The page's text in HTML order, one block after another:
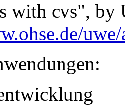
with cvs", by